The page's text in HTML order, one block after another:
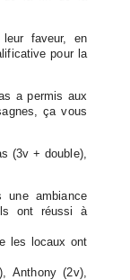
faveur, en
pour la
a permis aux
ça vous
(3v + double),
une ambiance
ont réussi à
les locaux ont
Anthony (2v),